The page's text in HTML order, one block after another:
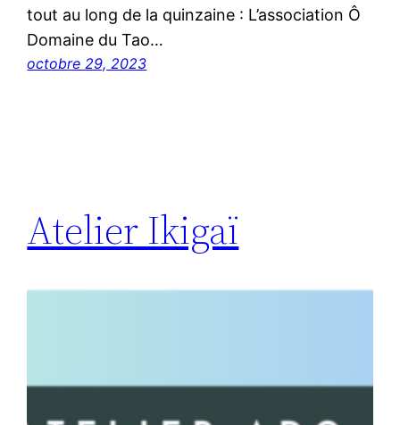
tout au long de la quinzaine : L’association Ô
Domaine du Tao…
octobre 29, 2023
Atelier Ikigaï